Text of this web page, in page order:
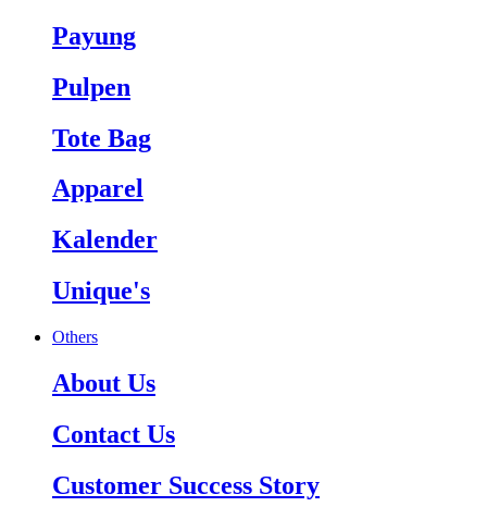
Payung
Pulpen
Tote Bag
Apparel
Kalender
Unique's
Others
About Us
Contact Us
Customer Success Story